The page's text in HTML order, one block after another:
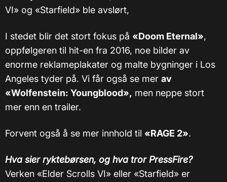
VI» og «Starfield» ble avslørt,
I stedet blir det stort fokus på «Doom Eternal»,
oppfølgeren til hit-en fra 2016, noe bilder av
enorme reklameplakater og malte bygninger i Los
Angeles tyder på. Vi får også se mer av
«Wolfenstein: Youngblood», men neppe stort
mer enn en trailer.
Forvent også å se mer innhold til «RAGE 2».
Hva sier ryktebørsen, og hva tror PressFire?
Verken «Elder Scrolls VI» eller «Starfield» er